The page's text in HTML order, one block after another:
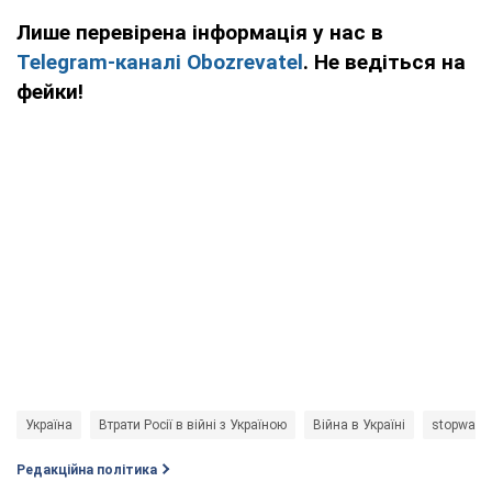
Лише перевірена інформація у нас в
Telegram-каналі Obozrevatel. Не ведіться на
фейки!
Україна Втрати Росії в війні з Україною Війна в Україні stopwar
Редакційна політика